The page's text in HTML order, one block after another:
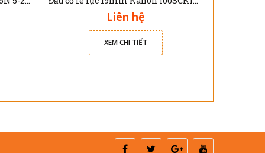
Liên hệ
XEM CHI TIẾT